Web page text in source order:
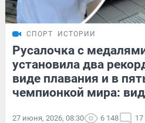
СПОРТ ИСТОРИИ
Русалочка с
установила два
виде плавания и в
чемпионкой мира:
27 июня, 2026, 08:30 6 148 17